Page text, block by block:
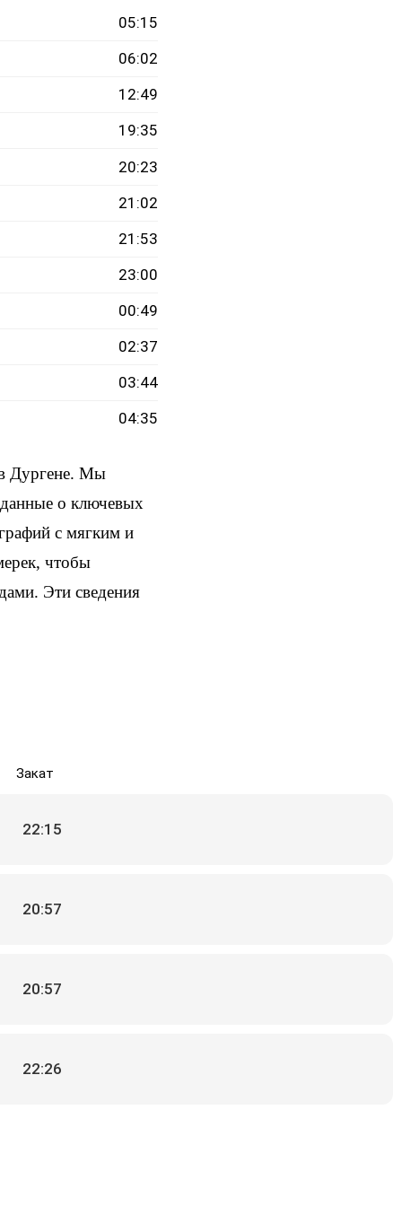
05:15
06:02
12:49
19:35
20:23
21:02
21:53
23:00
00:49
02:37
03:44
04:35
Дургене. Мы
данные о ключевых
с мягким и
чтобы
Эти сведения
Закат
22:15
20:57
20:57
22:26